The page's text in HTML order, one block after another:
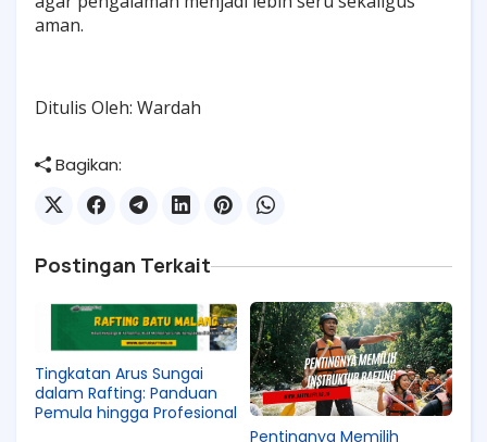
aman.
Ditulis Oleh: Wardah
Bagikan:
Postingan Terkait
Tingkatan Arus Sungai
dalam Rafting: Panduan
Pemula hingga Profesional
Pentingnya Memilih